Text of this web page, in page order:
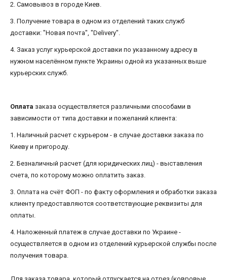
2. Самовывоз в городе Киев.
3. Получение товара в одном из отделений таких служб
доставки: "Новая почта", "Delivery".
4. Заказ услуг курьерской доставки по указанному адресу в
нужном населённом пункте Украины одной из указанных выше
курьерских служб.
Оплата заказа осуществляется различными способами в
зависимости от типа доставки и пожеланий клиента:
1. Наличный расчет с курьером - в случае доставки заказа по
Киеву и пригороду.
2. Безналичный расчет (для юридических лиц) - выставления
счета, по которому можно оплатить заказ.
3. Оплата на счёт ФОП - по факту оформления и обработки заказа
клиенту предоставляются соответствующие реквизиты для
оплаты.
4. Наложенный платеж в случае доставки по Украине -
осуществляется в одном из отделений курьерской службы после
получения товара.